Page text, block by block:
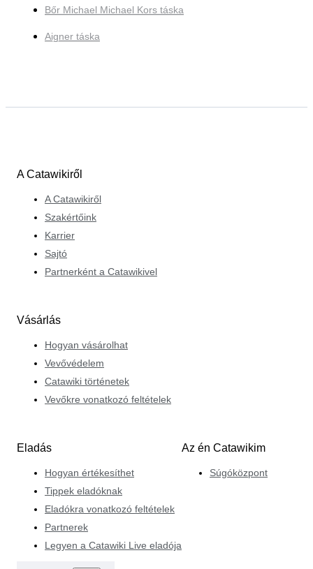
Bőr Michael Michael Kors táska
Aigner táska
A Catawikiről
A Catawikiről
Szakértőink
Karrier
Sajtó
Partnerként a Catawikivel
Vásárlás
Hogyan vásárolhat
Vevővédelem
Catawiki történetek
Vevőkre vonatkozó feltételek
Eladás
Hogyan értékesíthet
Tippek eladóknak
Eladókra vonatkozó feltételek
Partnerek
Legyen a Catawiki Live eladója
Az én Catawikim
Súgóközpont